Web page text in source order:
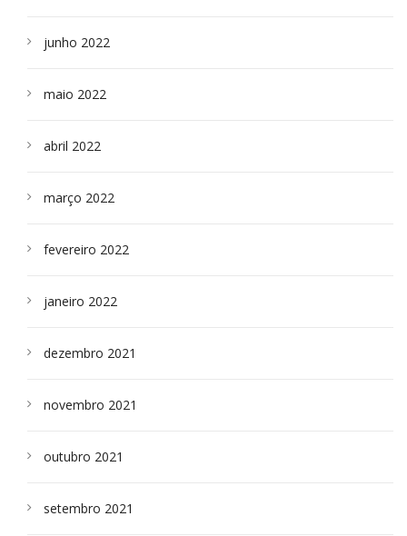
junho 2022
maio 2022
abril 2022
março 2022
fevereiro 2022
janeiro 2022
dezembro 2021
novembro 2021
outubro 2021
setembro 2021